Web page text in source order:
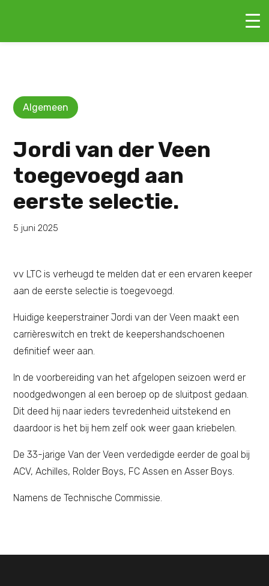
Algemeen
Jordi van der Veen
toegevoegd aan
eerste selectie.
5 juni 2025
vv LTC is verheugd te melden dat er een ervaren keeper
aan de eerste selectie is toegevoegd.
Huidige keeperstrainer Jordi van der Veen maakt een
carrièreswitch en trekt de keepershandschoenen
definitief weer aan.
In de voorbereiding van het afgelopen seizoen werd er
noodgedwongen al een beroep op de sluitpost gedaan.
Dit deed hij naar ieders tevredenheid uitstekend en
daardoor is het bij hem zelf ook weer gaan kriebelen.
De 33-jarige Van der Veen verdedigde eerder de goal bij
ACV, Achilles, Rolder Boys, FC Assen en Asser Boys.
Namens de Technische Commissie.